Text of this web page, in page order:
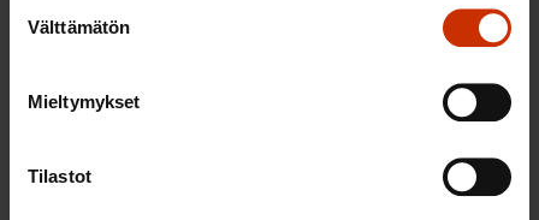
valinta
Välttämätön
Mieltymykset
Tilastot
pitkin hakeutuvien korkea-asteen opinnoille.
Yhdenvertaisuuden näkökulmasta on keskeistä,
määritellään ja mahdollistetaan myös niiden
joilla on rajoituksia suorittaa tutkinto muutoin.